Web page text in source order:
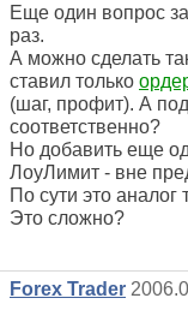
Еще один вопрос
раз.
А можно сделать
ставил только
(шаг, профит). А
соответственно?
Но добавить еще
ЛоуЛимит - вне
По сути это
Это сложно?
Forex Trader